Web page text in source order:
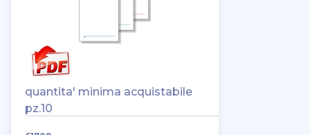
quantita' minima acquistabile
pz.10